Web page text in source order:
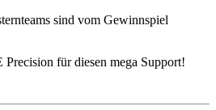
sind vom Gewinnspiel
für diesen mega Support!